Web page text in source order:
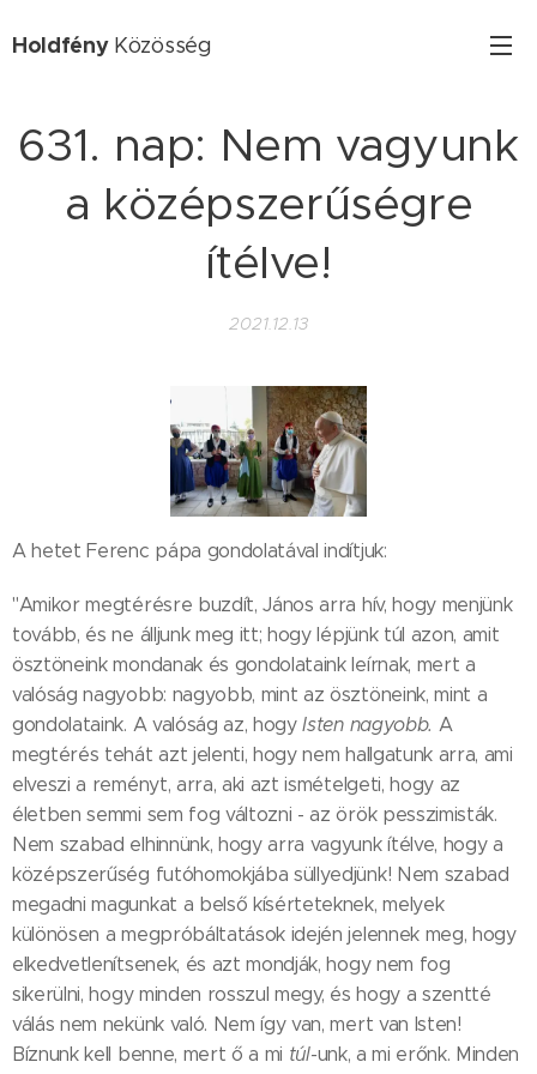
HoldfényKözösség
631. nap: Nem vagyunk
a középszerűségre
ítélve!
2021.12.13
A hetet Ferenc pápa gondolatával indítjuk:
"Amikor megtérésre buzdít, János arra hív, hogy menjünk
tovább, és ne álljunk meg itt; hogy lépjünk túl azon, amit
ösztöneink mondanak és gondolataink leírnak, mert a
valóság nagyobb: nagyobb, mint az ösztöneink, mint a
gondolataink. A valóság az, hogyIsten nagyobb. A
megtérés tehát azt jelenti, hogy nem hallgatunk arra, ami
elveszi a reményt, arra, aki azt ismételgeti, hogy az
életben semmi sem fog változni - az örök pesszimisták.
Nem szabad elhinnünk, hogy arra vagyunk ítélve, hogy a
középszerűség futóhomokjába süllyedjünk! Nem szabad
megadni magunkat a belső kísérteteknek, melyek
különösen a megpróbáltatások idején jelennek meg, hogy
elkedvetlenítsenek, és azt mondják, hogy nem fog
sikerülni, hogy minden rosszul megy, és hogy a szentté
válás nem nekünk való. Nem így van, mert van Isten!
Bíznunk kell benne, mert ő a mi túl-unk, a mi erőnk. Minden